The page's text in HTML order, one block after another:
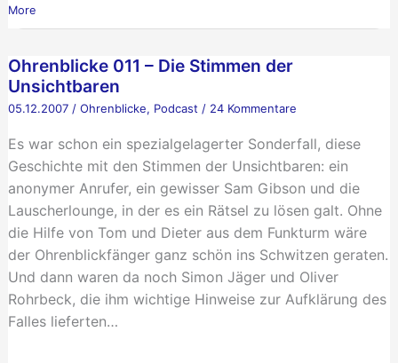
More
Ohrenblicke 011 – Die Stimmen der
Unsichtbaren
05.12.2007/ Ohrenblicke, Podcast / 24 Kommentare
Es war schon ein spezialgelagerter Sonderfall, diese
Geschichte mit den Stimmen der Unsichtbaren: ein
anonymer Anrufer, ein gewisser Sam Gibson und die
Lauscherlounge, in der es ein Rätsel zu lösen galt. Ohne
die Hilfe von Tom und Dieter aus dem Funkturm wäre
der Ohrenblickfänger ganz schön ins Schwitzen geraten.
Und dann waren da noch Simon Jäger und Oliver
Rohrbeck, die ihm wichtige Hinweise zur Aufklärung des
Falles lieferten…